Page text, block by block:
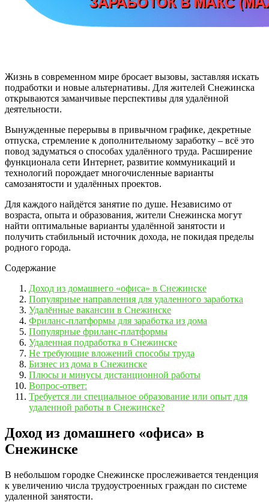
Жизнь в современном мире бросает вызовы, заставляя искать
подработки и новые альтернативы. Для жителей Снежинска
открываются заманчивые перспективы для удалённой
деятельности.
Вынужденные перерывы в привычном графике, декретные
отпуска, стремление к дополнительному заработку – всё это
повод задуматься о способах удалённого труда. Расширение
функционала сети Интернет, развитие коммуникаций и
технологий порождает многочисленные варианты
самозанятости и удалённых проектов.
Для каждого найдётся занятие по душе. Независимо от
возраста, опыта и образования, жители Снежинска могут
найти оптимальные варианты удалённой занятости и
получить стабильный источник дохода, не покидая пределы
родного города.
Содержание
Доход из домашнего «офиса» в Снежинске
Популярные направления для удаленного заработка
Удалённые вакансии в Снежинске
Фриланс-платформы для заработка из дома
Популярные фриланс-платформы
Удаленная подработка в Снежинске
Не требующие вложений способы труда
Бизнес из дома в Снежинске
Плюсы и минусы дистанционной работы
Вопрос-ответ:
Требуется ли специальное образование или опыт для
удаленной работы в Снежинске?
Доход из домашнего «офиса» в
Снежинске
В небольшом городке Снежинске прослеживается тенденция
к увеличению числа трудоустроенных граждан по системе
удаленной занятости.